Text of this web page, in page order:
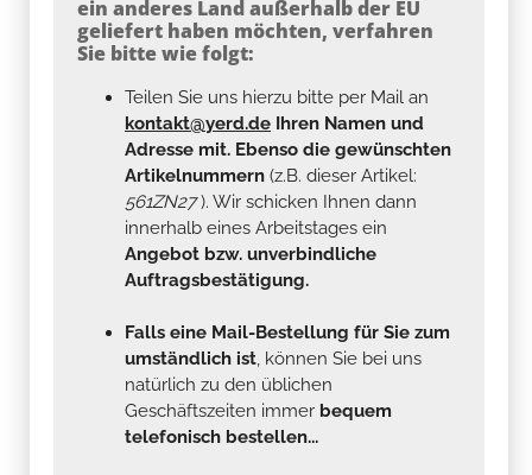
ein anderes Land außerhalb der EU
geliefert haben möchten, verfahren
Sie bitte wie folgt:
Teilen Sie uns hierzu bitte per Mail an
kontakt@yerd.de Ihren Namen und
Adresse mit. Ebenso die gewünschten
Artikelnummern (z.B. dieser Artikel:
561ZN27). Wir schicken Ihnen dann
innerhalb eines Arbeitstages ein
Angebot bzw. unverbindliche
Auftragsbestätigung.
Falls eine Mail-Bestellung für Sie zum
umständlich ist, können Sie bei uns
natürlich zu den üblichen
Geschäftszeiten immer bequem
telefonisch bestellen...